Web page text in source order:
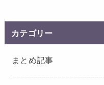
カテゴリー
まとめ記事